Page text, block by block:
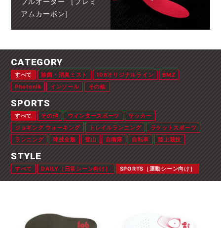
アムカーボン］
CATEGORY
すべて 除菌・消臭ミスト 106オリジナルライン
BMZ
Photonik
インソール その他
SPORTS
すべて その他 ウィンタースポーツ
サッカー
ジョギング ウォーキング
トレイルランニング
ラケットスポーツ
ランニング
球技全般 登山 自衛隊 自転車 陸上競技
STYLE
すべて DAILY［日常シーン向け］ SPORTS［運動シーン向け］